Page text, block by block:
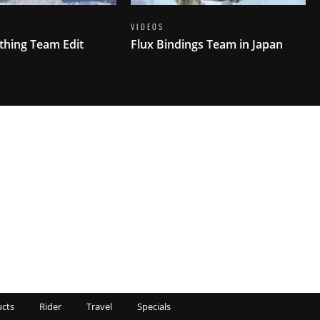
Team Edit
VIDEOS
Flux Bindings Team in Japan
Rider Travel Specials